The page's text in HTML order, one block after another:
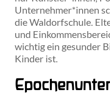
Unternehmer*innen
die Waldorfschule.
und
wichtig ein gesunder
Kinder ist.